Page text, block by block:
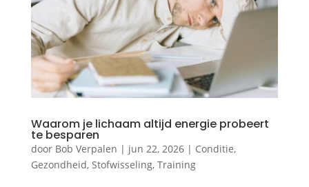
Waarom je lichaam altijd energie probeert
te besparen
door Bob Verpalen | jun 22, 2026| Conditie,
Gezondheid, Stofwisseling, Training